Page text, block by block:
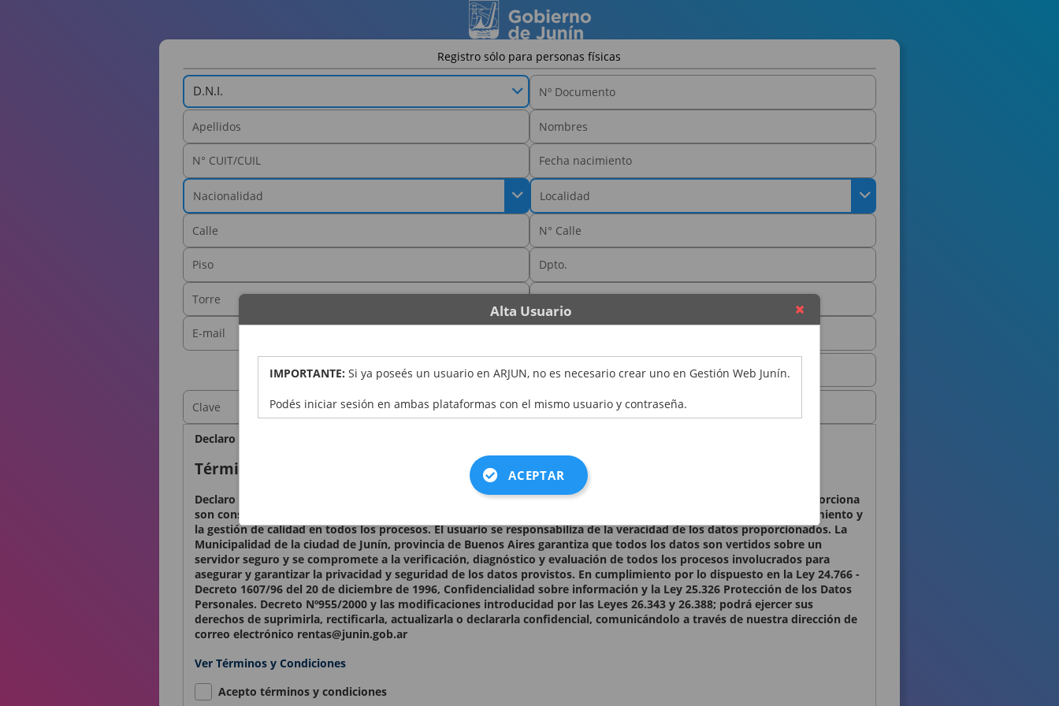
Registro sólo para personas físicas
D.N.I.
OBTENER CÓDIGO
Declaro bajo juramento que los datos consignados en el presente formulario son auténticos.
Términos y condiciones
Declaro conocer y aceptar lo establecido en la presente Declaración Jurada. Los datos personales que Ud. nos proporciona
son considerados confidenciales y serán incorporados a la base de datos del Municipio para posibilitar el mantenimiento y
la gestión de calidad en todos los procesos. El usuario se responsabiliza de la veracidad de los datos proporcionados. La
Municipalidad de la ciudad de Junín, provincia de Buenos Aires garantiza que todos los datos son vertidos sobre un
servidor seguro y se compromete a la verificación, diagnóstico y evaluación de todos los procesos involucrados para
asegurar y garantizar la privacidad y seguridad de los datos provistos. En cumplimiento por lo dispuesto en la Ley 24.766 -
Decreto 1607/96 del 20 de diciembre de 1996, Confidencialidad sobre información y la Ley 25.326 Protección de los Datos
Personales. Decreto Nº955/2000 y las modificaciones introducidad por las Leyes 26.343 y 26.388; podrá ejercer sus
derechos de suprimirla, rectificarla, actualizarla o declararla confidencial, comunicándolo a través de nuestra dirección de
correo electrónico rentas@junin.gob.ar
Ver Términos y Condiciones
Acepto términos y condiciones
Alta Usuario
IMPORTANTE: Si ya poseés un usuario en ARJUN, no es necesario crear uno en Gestión Web Junín.
Podés iniciar sesión en ambas plataformas con el mismo usuario y contraseña.
ACEPTAR